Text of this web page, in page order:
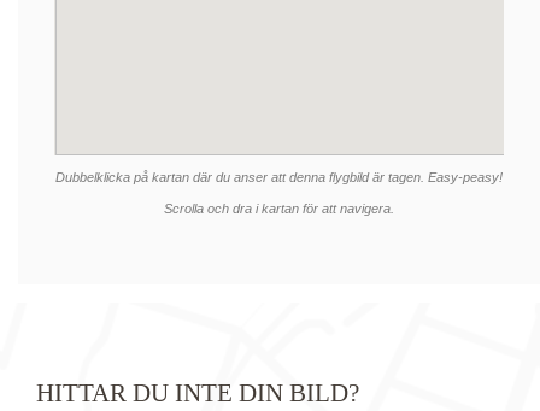
Dubbelklicka på kartan där du anser att denna flygbild är tagen. Easy-peasy!
Scrolla och dra i kartan för att navigera.
HITTAR DU INTE DIN BILD?